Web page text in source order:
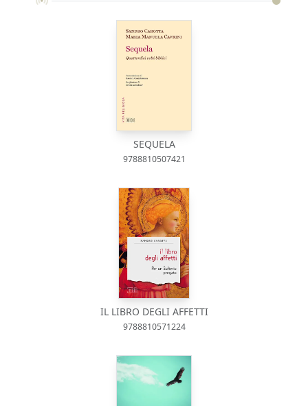
SEQUELA
9788810507421
IL LIBRO DEGLI AFFETTI
9788810571224